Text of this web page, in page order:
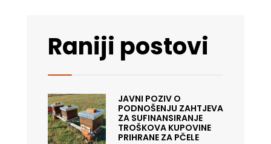
Raniji postovi
JAVNI POZIV O
PODNOŠENJU ZAHTJEVA
ZA SUFINANSIRANJE
TROŠKOVA KUPOVINE
PRIHRANE ZA PČELE